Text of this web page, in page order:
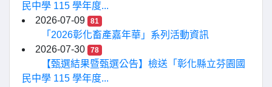
民中學 115 學年度...
2026-07-09
81
「2026彰化畜產嘉年華」系列活動資訊
2026-07-30
78
【甄選結果暨甄選公告】檢送「彰化縣立芬園國
民中學 115 學年度...